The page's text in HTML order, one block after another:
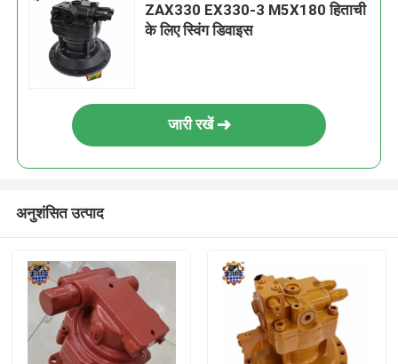
ZAX330 EX330-3 M5X180 हिताची
के लिए स्विंग डिवाइस
जारी रखें
अनुशंसित उत्पाद